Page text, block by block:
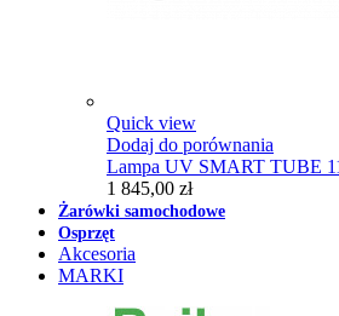
Quick view
Dodaj do porównania
Lampa UV SMART TUBE
1 845,00 zł
Żarówki samochodowe
Osprzęt
Akcesoria
MARKI